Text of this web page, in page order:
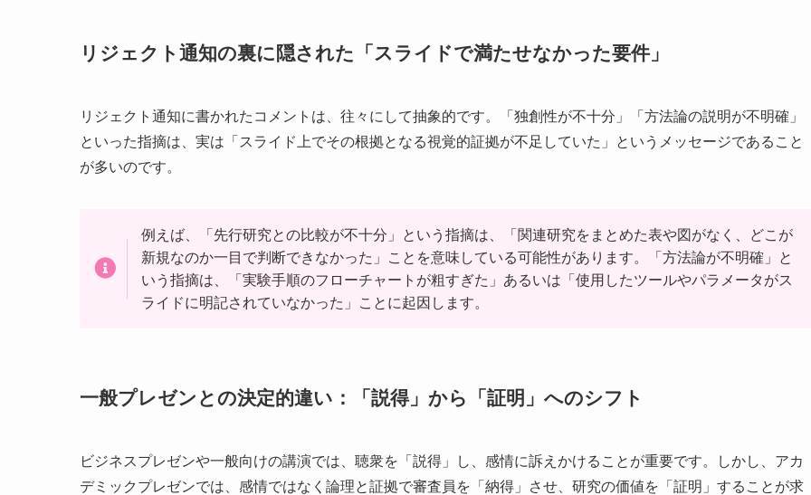
リジェクト通知の裏に隠された「スライドで満たせなかった要件」
リジェクト通知に書かれたコメントは、往々にして抽象的です。「独創性が不十分」「方法論の説明が不明確」
といった指摘は、実は「スライド上でその根拠となる視覚的証拠が不足していた」というメッセージであること
が多いのです。
例えば、「先行研究との比較が不十分」という指摘は、「関連研究をまとめた表や図がなく、どこが
新規なのか一目で判断できなかった」ことを意味している可能性があります。「方法論が不明確」と
いう指摘は、「実験手順のフローチャートが粗すぎた」あるいは「使用したツールやパラメータがス
ライドに明記されていなかった」ことに起因します。
一般プレゼンとの決定的違い：「説得」から「証明」へのシフト
ビジネスプレゼンや一般向けの講演では、聴衆を「説得」し、感情に訴えかけることが重要です。しかし、アカ
デミックプレゼンでは、感情ではなく論理と証拠で審査員を「納得」させ、研究の価値を「証明」することが求